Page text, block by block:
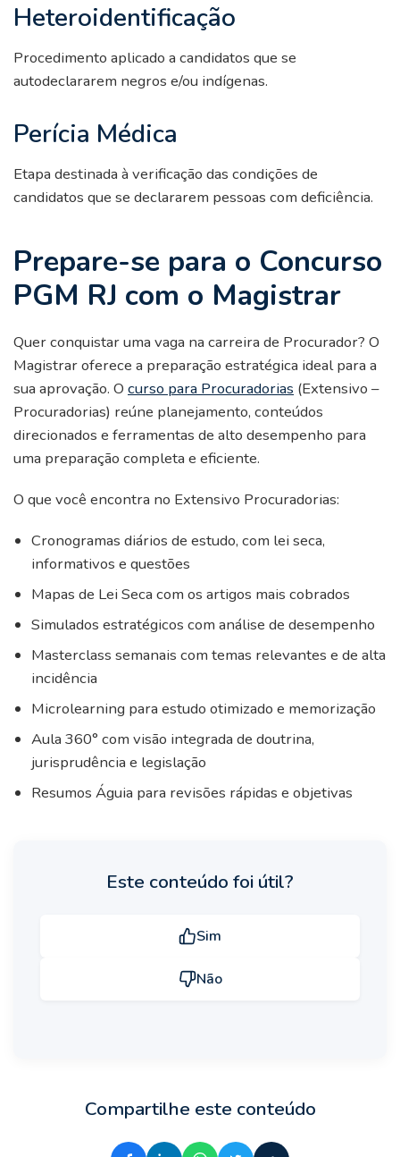
Heteroidentificação
Procedimento aplicado a candidatos que se
autodeclararem negros e/ou indígenas.
Perícia Médica
Etapa destinada à verificação das condições de
candidatos que se declararem pessoas com deficiência.
Prepare-se para o Concurso
PGM RJ com o Magistrar
Quer conquistar uma vaga na carreira de Procurador? O
Magistrar oferece a preparação estratégica ideal para a
sua aprovação. O curso para Procuradorias (Extensivo –
Procuradorias) reúne planejamento, conteúdos
direcionados e ferramentas de alto desempenho para
uma preparação completa e eficiente.
O que você encontra no Extensivo Procuradorias:
Cronogramas diários de estudo, com lei seca,
informativos e questões
Mapas de Lei Seca com os artigos mais cobrados
Simulados estratégicos com análise de desempenho
Masterclass semanais com temas relevantes e de alta
incidência
Microlearning para estudo otimizado e memorização
Aula 360° com visão integrada de doutrina,
jurisprudência e legislação
Resumos Águia para revisões rápidas e objetivas
Este conteúdo foi útil?
Sim
Não
Compartilhe este conteúdo